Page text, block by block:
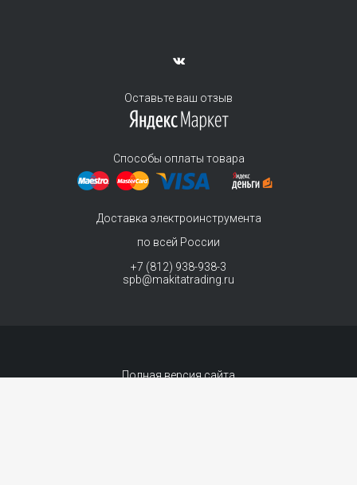
Оставьте ваш отзыв
Способы оплаты товара
Доставка электроинструмента
по всей России
+7 (812) 938-938-3
spb@makitatrading.ru
Полная версия сайта